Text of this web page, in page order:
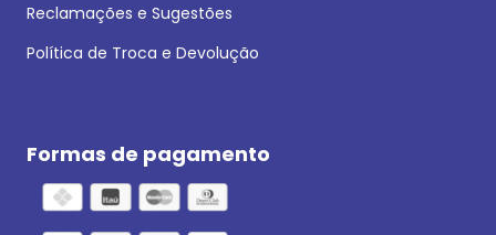
Reclamações e Sugestões
Política de Troca e Devolução
Formas de pagamento